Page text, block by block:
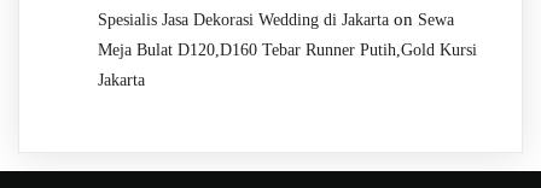
Spesialis Jasa Dekorasi Wedding di Jakarta on Sewa
Meja Bulat D120,D160 Tebar Runner Putih,Gold Kursi
Jakarta